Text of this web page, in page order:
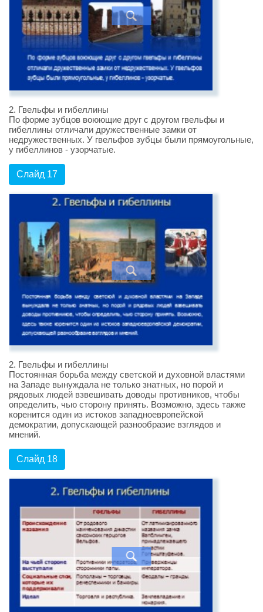
2. Гвельфы и гибеллины
По форме зубцов воюющие друг с другом гвельфы и
гибеллины отличали дружественные замки от
недружественных. У гвельфов зубцы были прямоугольные,
у гибеллинов - узорчатые.
Слайд 17
2. Гвельфы и гибеллины
Постоянная борьба между светской и духовной властями
на Западе вынуждала не только знатных, но порой и
рядовых людей взвешивать доводы противников, чтобы
определить, чью сторону принять. Возможно, здесь также
коренится один из истоков западноевропейской
демократии, допускающей разнообразие взглядов и
мнений.
Слайд 18